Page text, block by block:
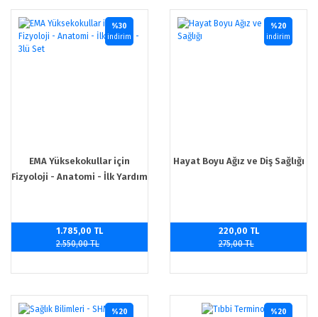
EMA Yüksekokullar için
Fizyoloji - Anatomi - İlk Yardım
%30
indirim
1.785,00 TL
2.550,00 TL
Hayat Boyu Ağız ve Diş Sağlığı
%20
indirim
220,00 TL
275,00 TL
%20
%20